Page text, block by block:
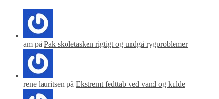
am på Pak skoletasken rigtigt og undgå rygproblemer
rene lauritsen på Ekstremt fedttab ved vand og kulde